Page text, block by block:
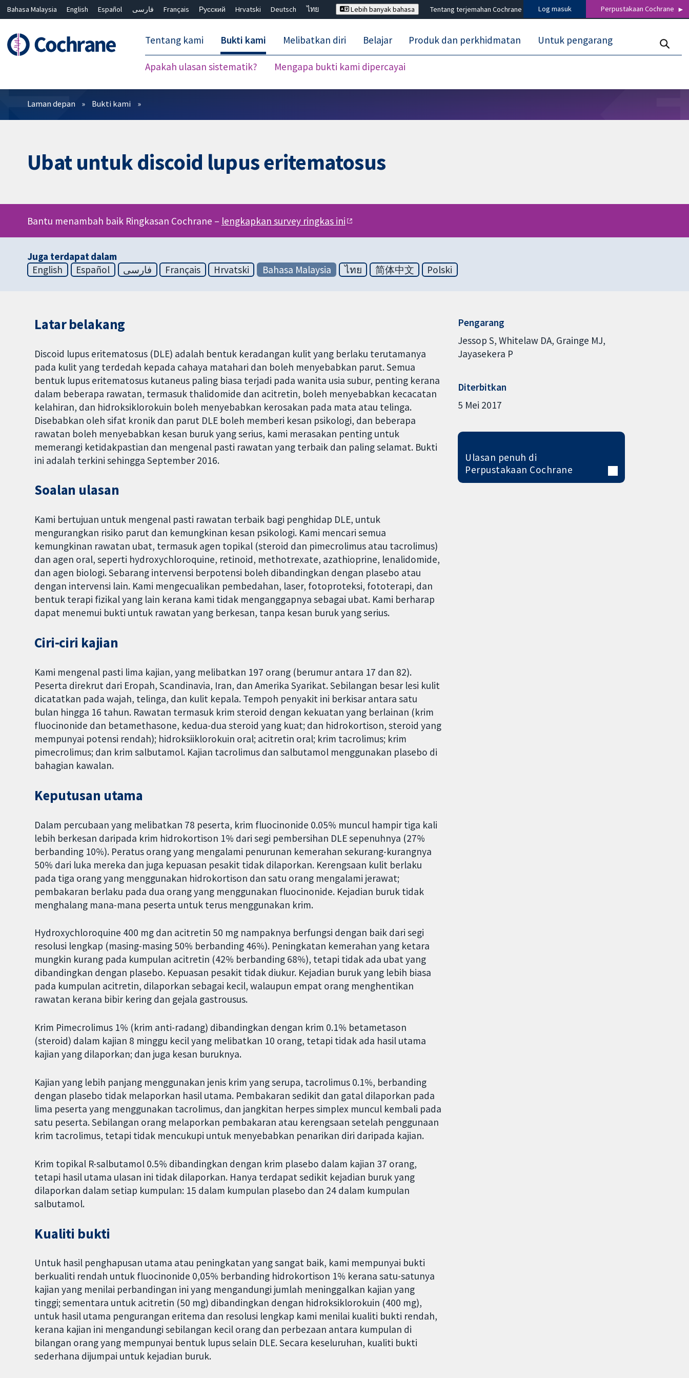
Bahasa Malaysia English Español فارسی Français Русский Hrvatski Deutsch
ไทย
Lebih banyak bahasa Tentang terjemahan Cochrane Log masuk Perpustakaan Cochrane
Tentang kami Bukti kami
Apakah ulasan sistematik? Mengapa bukti kami dipercayai
Melibatkan diri Belajar Produk dan perkhidmatan Untuk pengarang
Penapis
Laman depan Bukti kami
Ubat untuk discoid lupus eritematosus
Bantu menambah baik Ringkasan Cochrane – lengkapkan survey ringkas ini
Juga terdapat dalam
English
Español فارسی Français Hrvatski Bahasa Malaysia ไทย 简体中文 Polski
Latar belakang
Discoid lupus eritematosus (DLE) adalah bentuk keradangan kulit yang berlaku terutamanya
pada kulit yang terdedah kepada cahaya matahari dan boleh menyebabkan parut. Semua
bentuk lupus eritematosus kutaneus paling biasa terjadi pada wanita usia subur, penting kerana
dalam beberapa rawatan, termasuk thalidomide dan acitretin, boleh menyebabkan kecacatan
kelahiran, dan hidroksiklorokuin boleh menyebabkan kerosakan pada mata atau telinga.
Disebabkan oleh sifat kronik dan parut DLE boleh memberi kesan psikologi, dan beberapa
rawatan boleh menyebabkan kesan buruk yang serius, kami merasakan penting untuk
memerangi ketidakpastian dan mengenal pasti rawatan yang terbaik dan paling selamat. Bukti
ini adalah terkini sehingga September 2016.
Soalan ulasan
Kami bertujuan untuk mengenal pasti rawatan terbaik bagi penghidap DLE, untuk
mengurangkan risiko parut dan kemungkinan kesan psikologi. Kami mencari semua
kemungkinan rawatan ubat, termasuk agen topikal (steroid dan pimecrolimus atau tacrolimus)
dan agen oral, seperti hydroxychloroquine, retinoid, methotrexate, azathioprine, lenalidomide,
dan agen biologi. Sebarang intervensi berpotensi boleh dibandingkan dengan plasebo atau
dengan intervensi lain. Kami mengecualikan pembedahan, laser, fotoproteksi, fototerapi, dan
bentuk terapi fizikal yang lain kerana kami tidak menganggapnya sebagai ubat. Kami berharap
dapat menemui bukti untuk rawatan yang berkesan, tanpa kesan buruk yang serius.
Ciri-ciri kajian
Kami mengenal pasti lima kajian, yang melibatkan 197 orang (berumur antara 17 dan 82).
Peserta direkrut dari Eropah, Scandinavia, Iran, dan Amerika Syarikat. Sebilangan besar lesi kulit
dicatatkan pada wajah, telinga, dan kulit kepala. Tempoh penyakit ini berkisar antara satu
bulan hingga 16 tahun. Rawatan termasuk krim steroid dengan kekuatan yang berlainan (krim
fluocinonide dan betamethasone, kedua-dua steroid yang kuat; dan hidrokortison, steroid yang
mempunyai potensi rendah); hidroksiiklorokuin oral; acitretin oral; krim tacrolimus; krim
pimecrolimus; dan krim salbutamol. Kajian tacrolimus dan salbutamol menggunakan plasebo di
bahagian kawalan.
Keputusan utama
Dalam percubaan yang melibatkan 78 peserta, krim fluocinonide 0.05% muncul hampir tiga kali
lebih berkesan daripada krim hidrokortison 1% dari segi pembersihan DLE sepenuhnya (27%
berbanding 10%). Peratus orang yang mengalami penurunan kemerahan sekurang-kurangnya
50% dari luka mereka dan juga kepuasan pesakit tidak dilaporkan. Kerengsaan kulit berlaku
pada tiga orang yang menggunakan hidrokortison dan satu orang mengalami jerawat;
pembakaran berlaku pada dua orang yang menggunakan fluocinonide. Kejadian buruk tidak
menghalang mana-mana peserta untuk terus menggunakan krim.
Hydroxychloroquine 400 mg dan acitretin 50 mg nampaknya berfungsi dengan baik dari segi
resolusi lengkap (masing-masing 50% berbanding 46%). Peningkatan kemerahan yang ketara
mungkin kurang pada kumpulan acitretin (42% berbanding 68%), tetapi tidak ada ubat yang
dibandingkan dengan plasebo. Kepuasan pesakit tidak diukur. Kejadian buruk yang lebih biasa
pada kumpulan acitretin, dilaporkan sebagai kecil, walaupun empat orang menghentikan
rawatan kerana bibir kering dan gejala gastrousus.
Krim Pimecrolimus 1% (krim anti-radang) dibandingkan dengan krim 0.1% betametason
(steroid) dalam kajian 8 minggu kecil yang melibatkan 10 orang, tetapi tidak ada hasil utama
kajian yang dilaporkan; dan juga kesan buruknya.
Kajian yang lebih panjang menggunakan jenis krim yang serupa, tacrolimus 0.1%, berbanding
dengan plasebo tidak melaporkan hasil utama. Pembakaran sedikit dan gatal dilaporkan pada
lima peserta yang menggunakan tacrolimus, dan jangkitan herpes simplex muncul kembali pada
satu peserta. Sebilangan orang melaporkan pembakaran atau kerengsaan setelah penggunaan
krim tacrolimus, tetapi tidak mencukupi untuk menyebabkan penarikan diri daripada kajian.
Krim topikal R-salbutamol 0.5% dibandingkan dengan krim plasebo dalam kajian 37 orang,
tetapi hasil utama ulasan ini tidak dilaporkan. Hanya terdapat sedikit kejadian buruk yang
dilaporkan dalam setiap kumpulan: 15 dalam kumpulan plasebo dan 24 dalam kumpulan
salbutamol.
Kualiti bukti
Untuk hasil penghapusan utama atau peningkatan yang sangat baik, kami mempunyai bukti
berkualiti rendah untuk fluocinonide 0,05% berbanding hidrokortison 1% kerana satu-satunya
kajian yang menilai perbandingan ini yang mengandungi jumlah meninggalkan kajian yang
tinggi; sementara untuk acitretin (50 mg) dibandingkan dengan hidroksiklorokuin (400 mg),
untuk hasil utama pengurangan eritema dan resolusi lengkap kami menilai kualiti bukti rendah,
kerana kajian ini mengandungi sebilangan kecil orang dan perbezaan antara kumpulan di
bilangan orang yang mempunyai bentuk lupus selain DLE. Secara keseluruhan, kualiti bukti
sederhana dijumpai untuk kejadian buruk.
Pengarang
Jessop S Whitelaw DA Grainge MJ
Jayasekera P
Diterbitkan
5 Mei 2017
Ulasan penuh di
Perpustakaan Cochrane